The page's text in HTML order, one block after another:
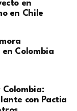
en
en Chile
Colombia
con Pactia